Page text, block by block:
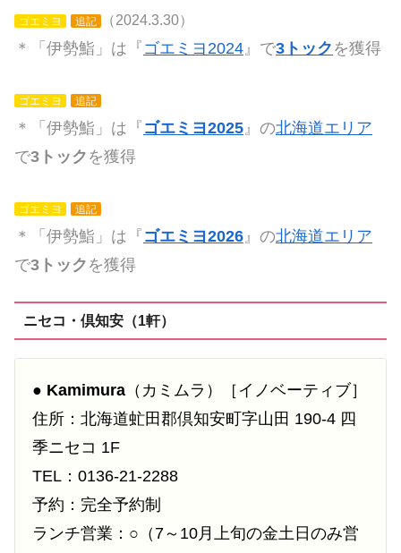
ゴエミヨ 追記 （2024.3.30）
＊「伊勢鮨」は『 ゴエミヨ2024 』で3トック を獲得
ゴエミヨ 追記
＊「伊勢鮨」は『 ゴエミヨ2025 』の北海道エリア
で3トック を獲得
ゴエミヨ 追記
＊「伊勢鮨」は『 ゴエミヨ2026 』の北海道エリア
で3トック を獲得
ニセコ・倶知安（1軒）
● Kamimura （カミムラ）［イノベーティブ］
住所：北海道虻田郡倶知安町字山田 190-4 四
季ニセコ 1F
TEL：0136-21-2288
予約：完全予約制
ランチ営業：○（7～10月上旬の金土日のみ営